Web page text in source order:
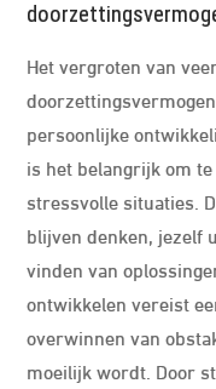
Het vergroten van
persoonlijke
is het belangrijk om
stressvolle situaties.
blijven denken, jezelf
vinden van
ontwikkelen vereist
overwinnen van
moeilijk wordt. Door